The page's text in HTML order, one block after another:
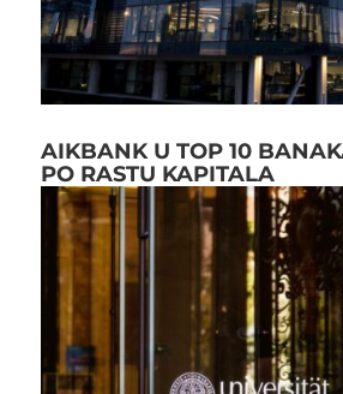
AIKBANK U TOP 10
PO RASTU KAPITALA